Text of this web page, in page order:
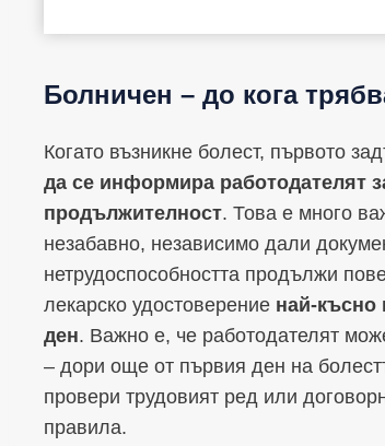
Болничен – до кога
Когато възникне болест, първото
да се информира работодателят
продължителност. Това е много
незабавно, независимо дали
нетрудоспособността продължи
лекарско удостоверение най-късно
ден. Важно е, че работодателят
– дори още от първия ден на
провери трудовият ред или
правила.